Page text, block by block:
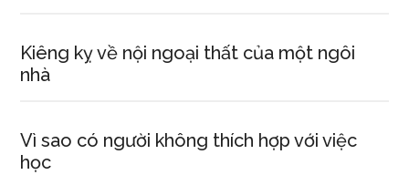
Kiêng kỵ về nội ngoại thất của một ngôi
nhà
Vì sao có người không thích hợp với việc
học